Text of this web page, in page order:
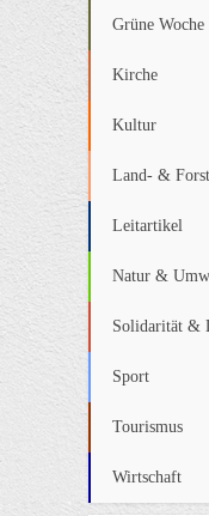
Grüne
Kirche
Kultur
Land- &
Leitartikel
Natur &
Solidarität &
Sport
Tourismus
Wirtschaft